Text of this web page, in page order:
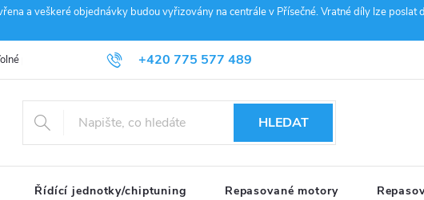
a veškeré objednávky budou vyřizovány na centrále v Přísečné. Vratné díly lze poslat
+420 775 577 489
info@janousek-motorsport.cz
pozice Obchodní podmínky Reklamace
HLEDAT
Řídící jednotky/chiptuning Repasované motory